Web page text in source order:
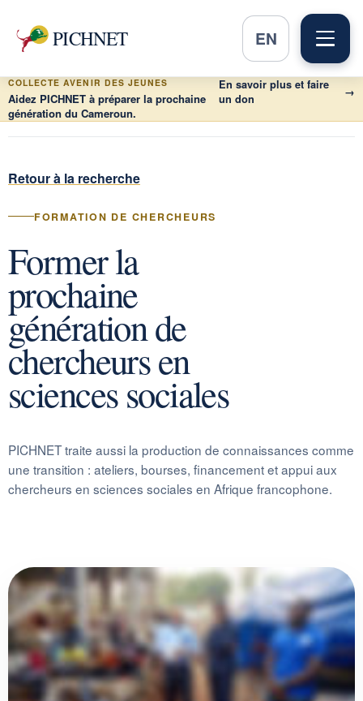
PICHNET EN
COLLECTE AVENIR DES JEUNES
Aidez PICHNET à préparer la prochaine
génération du Cameroun.
En savoir plus et faire
un don
→
Retour à la recherche
FORMATION DE CHERCHEURS
Former la
prochaine
génération de
chercheurs en
sciences sociales
PICHNET traite aussi la production de connaissances comme
une transition : ateliers, bourses, financement et appui aux
chercheurs en sciences sociales en Afrique francophone.